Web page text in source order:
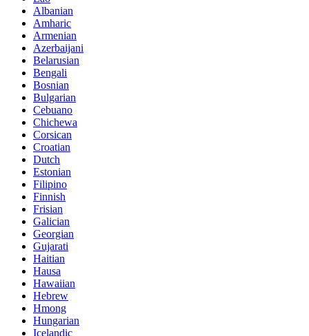
Albanian
Amharic
Armenian
Azerbaijani
Belarusian
Bengali
Bosnian
Bulgarian
Cebuano
Chichewa
Corsican
Croatian
Dutch
Estonian
Filipino
Finnish
Frisian
Galician
Georgian
Gujarati
Haitian
Hausa
Hawaiian
Hebrew
Hmong
Hungarian
Icelandic